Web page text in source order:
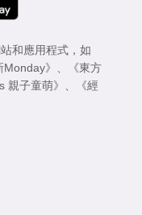
和應用程式，如
Monday》 、
《東方
親子童萌》 、
《經